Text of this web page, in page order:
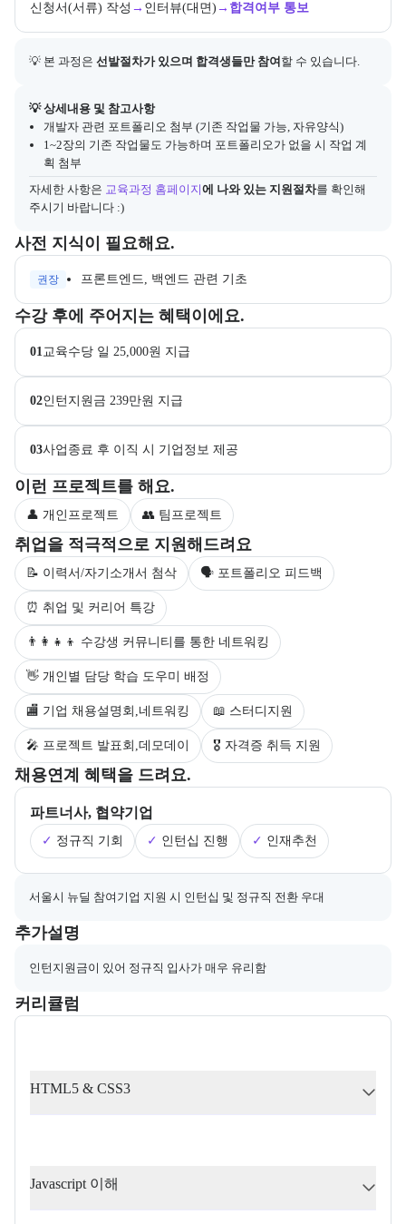
신청서(서류) 작성 → 인터뷰(대면) → 합격여부 통보
💡 본 과정은 선발절차가 있으며 합격생들만 참여 할 수 있습니다.
💡 상세내용 및 참고사항
아래에는 지원 절차의 상세 설명 및 참고 링크가 포함된다.
개발자 관련 포트폴리오 첨부 (기존 작업물 가능, 자유양식)
1~2장의 기존 작업물도 가능하며 포트폴리오가 없을 시 작업 계
획 첨부
자세한 사항은 교육과정 홈페이지에 나와 있는 지원절차를 확인해
주시기 바랍니다 :)
사전 지식이 필요해요.
수강 전 준비하면 좋은 필수 및 권장 사전 지식과, 사전 학습 자료 제
권장 프론트엔드, 백엔드 관련 기초
수강 후에 주어지는 혜택이에요.
교육과정 수강 시 제공되는 혜택 목록을 안내한다.
01교육수당 일 25,000원 지급
02인턴지원금 239만원 지급
03사업종료 후 이직 시 기업정보 제공
이런 프로젝트를 해요.
부트캠프 과정에서 진행하는 프로젝트 유형을 안내한다.
👤 개인프로젝트 👥 팀프로젝트
취업을 적극적으로 지원해드려요
부트캠프 수강생을 대상으로 제공되는 취업 지원 서비스를 안내한다.
📝 이력서/자기소개서 첨삭 🗣 포트폴리오 피드백
⏰ 취업 및 커리어 특강
👨‍👩‍👧‍👦 수강생 커뮤니티를 통한 네트워킹
👋 개인별 담당 학습 도우미 배정
🏬 기업 채용설명회,네트워킹 📖 스터디지원
🎤 프로젝트 발표회,데모데이 🎖 자격증 취득 지원
채용연계 혜택을 드려요.
부트캠프의 채용 연계 기업 정보와 추가 안내 내용을 제공한다.
파트너사, 협약기업
✓ 정규직 기회 ✓ 인턴십 진행 ✓ 인재추천
채용 연계와 관련된 추가 안내 내용을 마크다운 형식으로 제공한다.
서울시 뉴딜 참여기업 지원 시 인턴십 및 정규직 전환 우대
추가설명
부트캠프와 관련된 추가 안내 및 참고 사항을 제공한다.
인턴지원금이 있어 정규직 입사가 매우 유리함
커리큘럼
교육과정의 커리큘럼 정보를 안내한다.
커리큘럼
HTML5 & CSS3
Javascript 이해